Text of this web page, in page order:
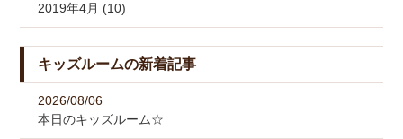
2019年4月 (10)
キッズルームの新着記事
2026/08/06
本日のキッズルーム☆